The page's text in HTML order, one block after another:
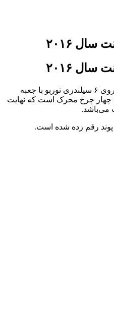
به گزارش ایران استایل ، این خودروی ۶ سیلندری توربو با جعبه
دارای چهار چرخ محرک است که نهایت